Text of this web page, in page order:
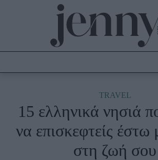
Culture
Fashion
Shopping
TRAVEL
15 ελληνικά νησιά
να επισκεφτείς έστω
στη ζωή σου